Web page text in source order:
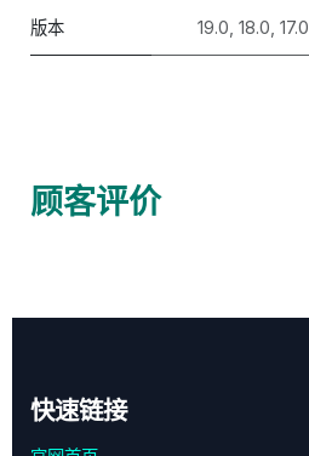
版本 19.0 18.0 17.0
顾客评价
快速链接